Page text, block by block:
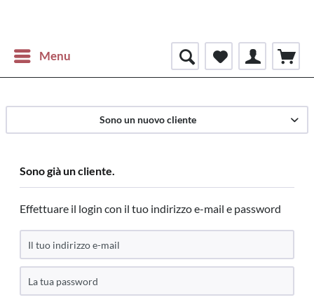
Menu
Sono un nuovo cliente
Sono già un cliente.
Effettuare il login con il tuo indirizzo e-mail e password